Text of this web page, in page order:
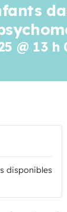
@ 13 h
disponibles